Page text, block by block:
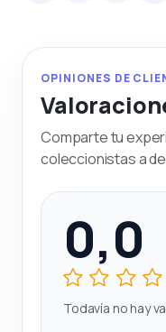
OPINIONES DE
Comparte tu
coleccionistas a
0,0
Todavía no hay